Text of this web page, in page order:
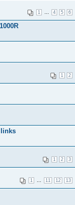
1 4 5 6
1 2
1 2 3
1 11 12 13